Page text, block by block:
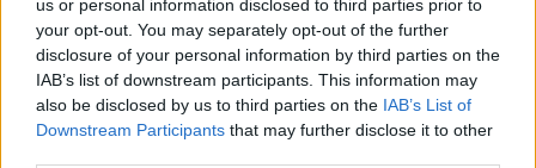
us or personal information disclosed to third parties prior to
your opt-out. You may separately opt-out of the further
disclosure of your personal information by third parties on the
IAB’s list of downstream participants. This information may
also be disclosed by us to third parties on the IAB’s List of
Downstream Participants that may further disclose it to other
29°
ΤΡ